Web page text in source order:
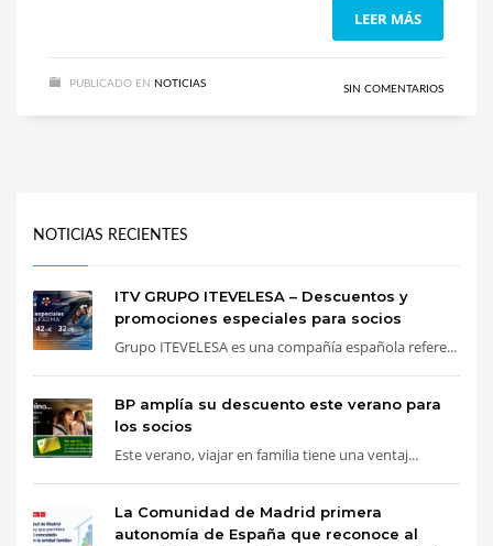
LEER MÁS
PUBLICADO EN NOTICIAS SIN COMENTARIOS
NOTICIAS RECIENTES
ITV GRUPO ITEVELESA – Descuentos y
promociones especiales para socios
Grupo ITEVELESA es una compañía española refere...
BP amplía su descuento este verano para
los socios
Este verano, viajar en familia tiene una ventaj...
La Comunidad de Madrid primera
autonomía de España que reconoce al